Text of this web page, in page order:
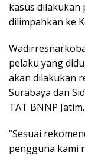
kasus dilakukan
dilimpahkan ke
pelaku yang
akan dilakukan
Surabaya dan
TAT BNNP Jatim.
“Sesuai
pengguna kami